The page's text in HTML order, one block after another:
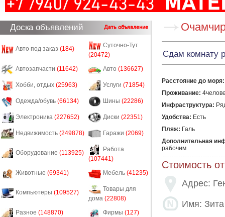
Доска объявлений Дать объявление
Авто под заказ (184)
Суточно-Тут
(20472)
Автозапчасти (11642) Авто (136627)
Хобби, отдых (25963) Услуги (71854)
Одежда/обувь (66134) Шины (22286)
Электроника (227652) Диски (22351)
Недвижимость (249878) Гаражи (2069)
Оборудование (113925)
Работа
(107441)
Животные (69341) Мебель (41235)
Компьютеры (109527)
Товары для
дома (22808)
Разное (148870) Фирмы (127)
Сдам комнату
Расстояние до моря:
Проживание:
Инфраструктура:
Удобства: Есть
Пляж: Галь
Дополнительная
рабочим
Стоимость
Адрес:
Имя: Зита